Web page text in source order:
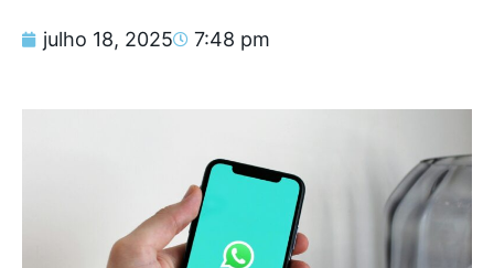
julho 18, 2025 7:48 pm